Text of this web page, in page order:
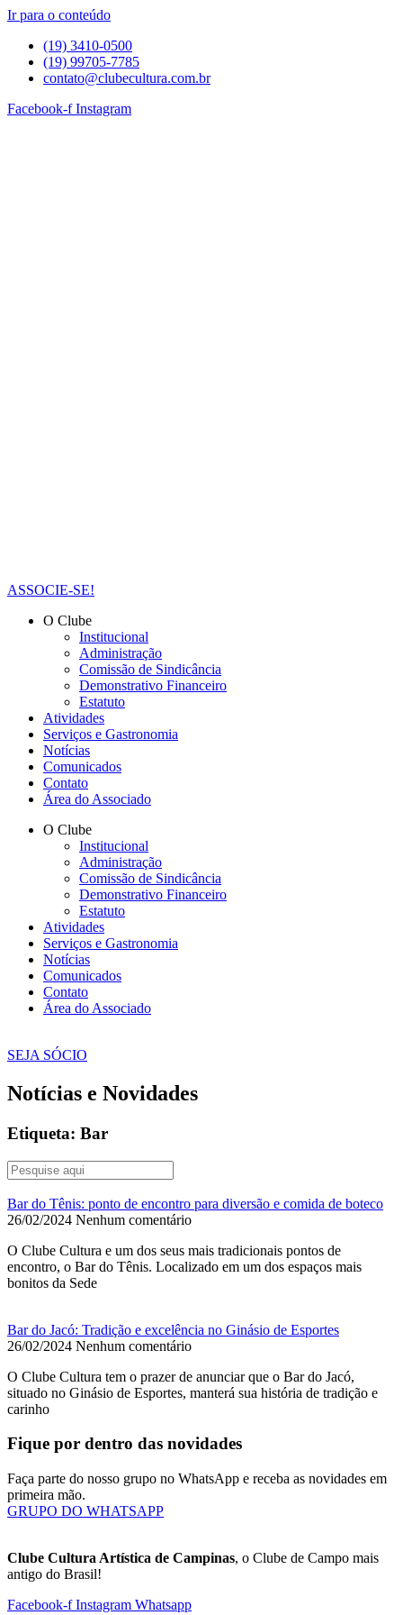
Ir para o conteúdo
(19) 3410-0500
(19) 99705-7785
contato@clubecultura.com.br
Facebook-f Instagram
ASSOCIE-SE!
O Clube
Institucional
Administração
Comissão de Sindicância
Demonstrativo Financeiro
Estatuto
Atividades
Serviços e Gastronomia
Notícias
Comunicados
Contato
Área do Associado
O Clube
Institucional
Administração
Comissão de Sindicância
Demonstrativo Financeiro
Estatuto
Atividades
Serviços e Gastronomia
Notícias
Comunicados
Contato
Área do Associado
SEJA SÓCIO
Notícias e Novidades
Etiqueta: Bar
Bar do Tênis: ponto de encontro para diversão e comida de boteco
26/02/2024 Nenhum comentário
O Clube Cultura e um dos seus mais tradicionais pontos de
encontro, o Bar do Tênis. Localizado em um dos espaços mais
bonitos da Sede
Bar do Jacó: Tradição e excelência no Ginásio de Esportes
26/02/2024 Nenhum comentário
O Clube Cultura tem o prazer de anunciar que o Bar do Jacó,
situado no Ginásio de Esportes, manterá sua história de tradição e
carinho
Fique por dentro das novidades
Faça parte do nosso grupo no WhatsApp e receba as novidades em
primeira mão.
GRUPO DO WHATSAPP
Clube Cultura Artística de Campinas, o Clube de Campo mais
antigo do Brasil!
Facebook-f Instagram Whatsapp